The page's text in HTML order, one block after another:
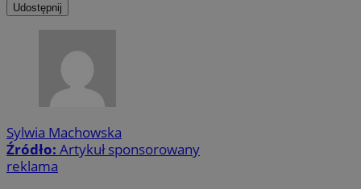
Udostępnij
Sylwia Machowska
Źródło: Artykuł sponsorowany
reklama